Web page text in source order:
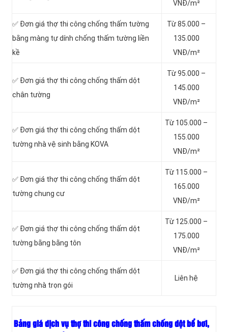
VNĐ/m²
✅ Đơn giá thợ thi công chống thấm tường
bằng màng tự dính chống thấm tường liền
kề
Từ 85.000 –
135.000
VNĐ/m²
✅ Đơn giá thợ thi công chống thấm dột
chân tường
Từ 95.000 –
145.000
VNĐ/m²
✅ Đơn giá thợ thi công chống thấm dột
tường nhà vệ sinh bằng KOVA
Từ 105.000 –
155.000
VNĐ/m²
✅ Đơn giá thợ thi công chống thấm dột
tường chung cư
Từ 115.000 –
165.000
VNĐ/m²
✅ Đơn giá thợ thi công chống thấm dột
tường bằng bằng tôn
Từ 125.000 –
175.000
VNĐ/m²
✅ Đơn giá thợ thi công chống thấm dột
tường nhà trọn gói
Liên hệ
Bảng giá dịch vụ thợ thi công chống thấm chống dột bể bơi,